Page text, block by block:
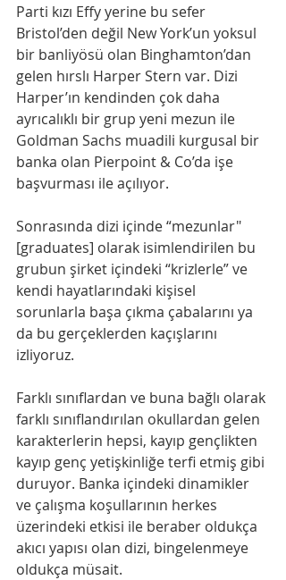
Parti kızı Effy yerine bu sefer
Bristol’den değil New York’un yoksul
bir banliyösü olan Binghamton’dan
gelen hırslı Harper Stern var. Dizi
Harper’ın kendinden çok daha
ayrıcalıklı bir grup yeni mezun ile
Goldman Sachs muadili kurgusal bir
banka olan Pierpoint & Co’da işe
başvurması ile açılıyor.
Sonrasında dizi içinde “mezunlar"
[graduates] olarak isimlendirilen bu
grubun şirket içindeki “krizlerle” ve
kendi hayatlarındaki kişisel
sorunlarla başa çıkma çabalarını ya
da bu gerçeklerden kaçışlarını
izliyoruz.
Farklı sınıflardan ve buna bağlı olarak
farklı sınıflandırılan okullardan gelen
karakterlerin hepsi, kayıp gençlikten
kayıp genç yetişkinliğe terfi etmiş gibi
duruyor. Banka içindeki dinamikler
ve çalışma koşullarının herkes
üzerindeki etkisi ile beraber oldukça
akıcı yapısı olan dizi, bingelenmeye
oldukça müsait.